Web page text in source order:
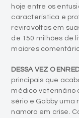
hoje entre os
característica e
reviravoltas em
de 150 milhões de
maiores
DESSA VEZ O
principais que
médico veterinário
sério e Gabby
namoro em crise.